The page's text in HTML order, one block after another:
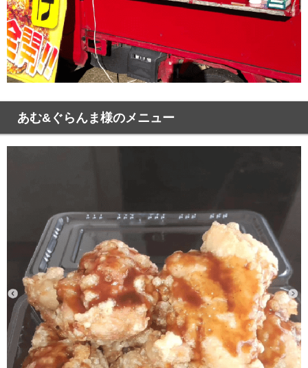
あむ&ぐらんま様のメニュー